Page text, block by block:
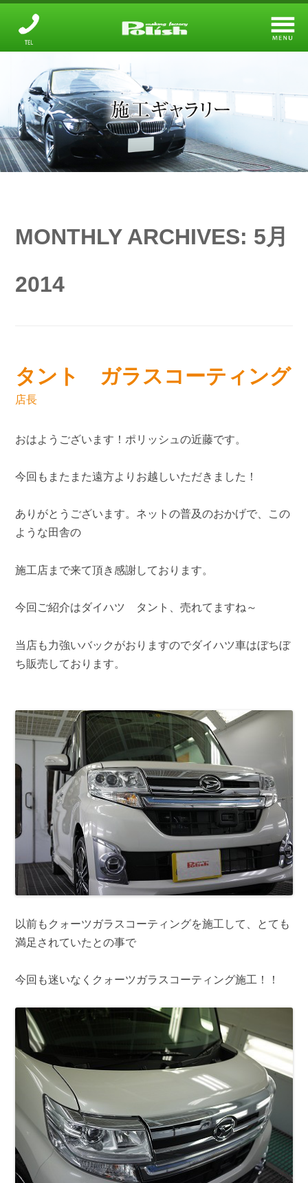
メーキングファクトリ
設備と技術について
ガラスコーティング
オプションメニュー
MONTHLY ARCHIVES: 5月
2014
タント ガラスコーティング
店長
おはようございます！ポリッシュの近藤です。
今回もまたまた遠方よりお越しいただきました！
ありがとうございます。ネットの普及のおかげで、この
ような田舎の
施工店まで来て頂き感謝しております。
今回ご紹介はダイハツ タント、売れてますね～
当店も力強いバックがおりますのでダイハツ車はぼちぼ
ち販売しております。
以前もクォーツガラスコーティングを施工して、とても
満足されていたとの事で
今回も迷いなくクォーツガラスコーティング施工！！